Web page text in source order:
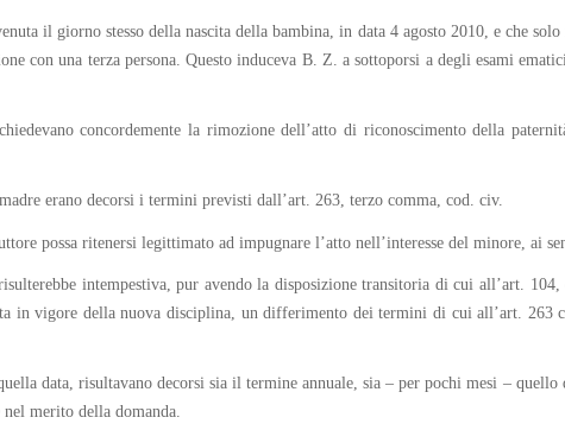
il giorno stesso della nascita della bambina, in data 4 agosto 2010, e che
con una terza persona. Questo induceva B. Z. a sottoporsi a degli esami
concordemente la rimozione dell’atto di riconoscimento della
erano decorsi i termini previsti dall’art. 263, terzo comma, cod. civ.
possa ritenersi legittimato ad impugnare l’atto nell’interesse del minore, ai
intempestiva, pur avendo la disposizione transitoria di cui all’art.
in vigore della nuova disciplina, un differimento dei termini di cui all’art. 263
data, risultavano decorsi sia il termine annuale, sia – per pochi mesi – quello
merito della domanda.